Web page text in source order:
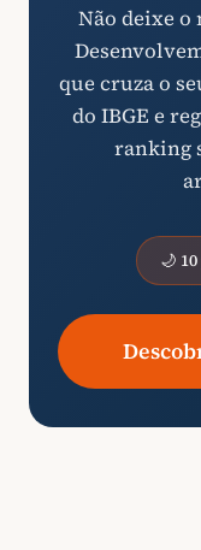
Não deixe o
que cruza o
do IBGE e
ranking
🌙